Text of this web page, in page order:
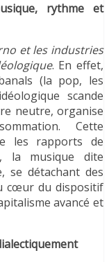
rythme et
et les industries
. En effet,
(la pop, les
scande
neutre, organise
Cette
les rapports de
la musique dite
se détachant des
cœur du dispositif
avancé et